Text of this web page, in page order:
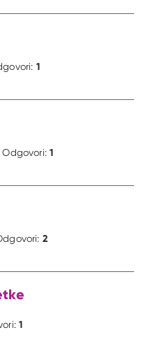
1
Odgovori:1
2
1